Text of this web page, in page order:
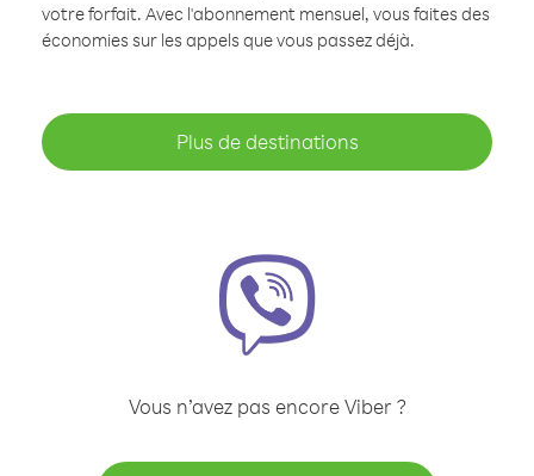
votre forfait. Avec l'abonnement mensuel, vous faites des
économies sur les appels que vous passez déjà.
Plus de destinations
Vous n’avez pas encore Viber ?